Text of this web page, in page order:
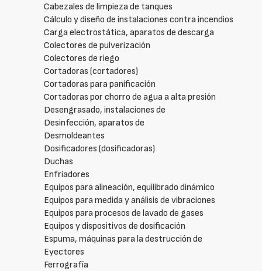
Cabezales de limpieza de tanques
Cálculo y diseño de instalaciones contra incendios
Carga electrostática, aparatos de descarga
Colectores de pulverización
Colectores de riego
Cortadoras (cortadores)
Cortadoras para panificación
Cortadoras por chorro de agua a alta presión
Desengrasado, instalaciones de
Desinfección, aparatos de
Desmoldeantes
Dosificadores (dosificadoras)
Duchas
Enfriadores
Equipos para alineación, equilibrado dinámico
Equipos para medida y análisis de vibraciones
Equipos para procesos de lavado de gases
Equipos y dispositivos de dosificación
Espuma, máquinas para la destrucción de
Eyectores
Ferrografía